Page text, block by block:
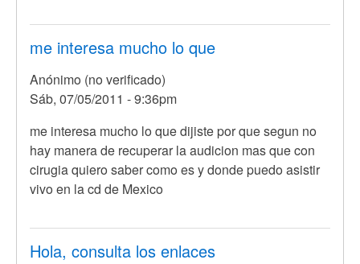
algun
lugar
por
Anónimo
verificado)
me interesa mucho lo que
Anónimo (no verificado)
Sáb, 07/05/2011 - 9:36pm
En
respuesta
a
Hola,
creo
que
me interesa mucho lo que dijiste por que segun no
hay manera de recuperar la audicion mas que con
cirugia quiero saber como es y donde puedo asistir
vivo en la cd de Mexico
Hola, consulta los enlaces